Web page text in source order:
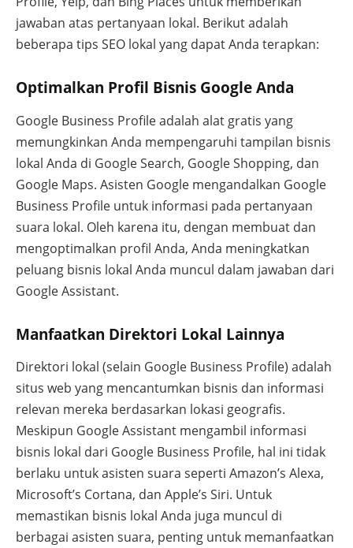
jawaban atas pertanyaan lokal. Berikut adalah
beberapa tips SEO lokal yang dapat Anda terapkan:
Optimalkan Profil Bisnis Google Anda
Google Business Profile adalah alat gratis yang
memungkinkan Anda mempengaruhi tampilan bisnis
lokal Anda di Google Search, Google Shopping, dan
Google Maps. Asisten Google mengandalkan Google
Business Profile untuk informasi pada pertanyaan
suara lokal. Oleh karena itu, dengan membuat dan
mengoptimalkan profil Anda, Anda meningkatkan
peluang bisnis lokal Anda muncul dalam jawaban dari
Google Assistant.
Manfaatkan Direktori Lokal Lainnya
Direktori lokal (selain Google Business Profile) adalah
situs web yang mencantumkan bisnis dan informasi
relevan mereka berdasarkan lokasi geografis.
Meskipun Google Assistant mengambil informasi
bisnis lokal dari Google Business Profile, hal ini tidak
berlaku untuk asisten suara seperti Amazon’s Alexa,
Microsoft’s Cortana, dan Apple’s Siri. Untuk
memastikan bisnis lokal Anda juga muncul di
berbagai asisten suara, penting untuk memanfaatkan